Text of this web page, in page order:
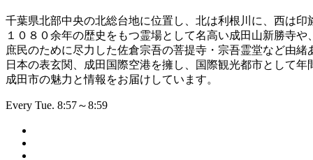
千葉県北部中央の北総台地に位置し、北は利根川に、西は印
１０８０余年の歴史をもつ霊場として名高い成田山新勝寺や
庶民のために尽力した佐倉宗吾の菩提寺・宗吾霊堂など由緒
日本の表玄関、成田国際空港を擁し、国際観光都市として年
成田市の魅力と情報をお届けしています。
Every Tue. 8:57～8:59